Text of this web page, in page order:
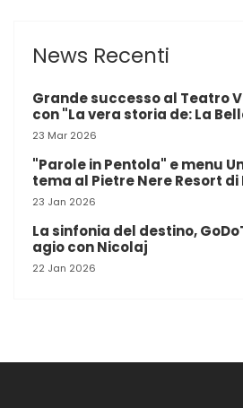
News Recenti
Grande successo al Teatro
con "La vera storia de: La
23 Mar 2026
"Parole in Pentola" e menu
tema al Pietre Nere Resort di
23 Jan 2026
La sinfonia del destino,
agio con Nicolaj
22 Jan 2026